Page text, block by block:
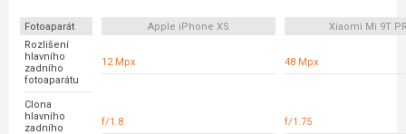
Fotoaparát Apple iPhone XS
Xiaomi Mi 9T
Rozlišení
hlavního
zadního
fotoaparátu
12 Mpx 48 Mpx
Clona
hlavního
zadního
f/1.8 f/1.75